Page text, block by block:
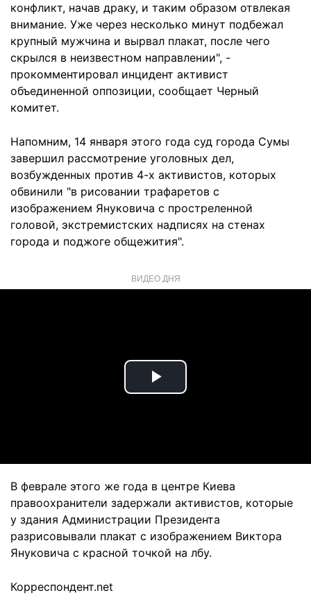
конфликт, начав драку, и таким образом отвлекая
внимание. Уже через несколько минут подбежал
крупный мужчина и вырвал плакат, после чего
скрылся в неизвестном направлении", -
прокомментировал инцидент активист
объединенной оппозиции, сообщает Черный
комитет.
Напомним, 14 января этого года суд города Сумы
завершил рассмотрение уголовных дел,
возбужденных против 4-х активистов, которых
обвинили "в рисовании трафаретов с
изображением Януковича с простреленной
головой, экстремистских надписях на стенах
города и поджоге общежития".
ВИДЕО ДНЯ
Play
В феврале этого же года в центре Киева
правоохранители задержали активистов, которые
у здания Администрации Президента
разрисовывали плакат с изображением Виктора
Януковича с красной точкой на лбу.
Корреспондент.net